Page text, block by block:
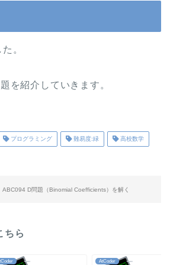
。
を紹介していきます。
プログラミング 難易度:緑 高校数学
ABC094 D問題（Binomial Coefficients）を解く
ちら
AtCoder